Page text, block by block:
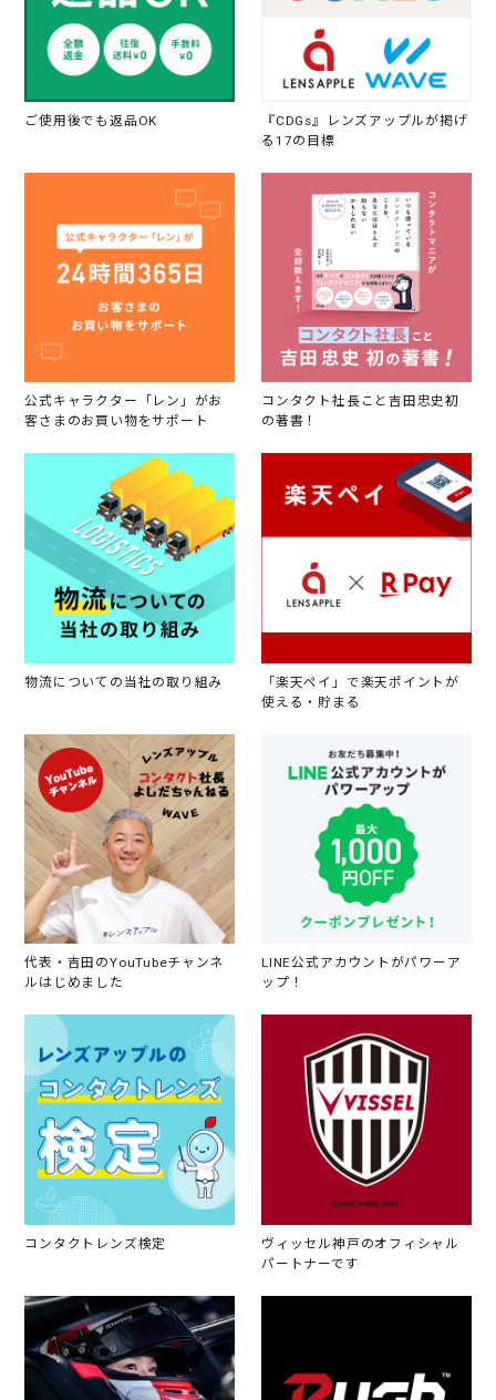
ご使用後でも返品OK
『CDGs』レンズアップルが掲げ
る17の目標
公式キャラクター「レン」がお
客さまのお買い物をサポート
コンタクト社長こと吉田忠史初
の著書！
物流についての当社の取り組み
「楽天ペイ」で楽天ポイントが
使える・貯まる
代表・吉田のYouTubeチャンネ
ルはじめました
LINE公式アカウントがパワーア
ップ！
コンタクトレンズ検定
ヴィッセル神戸のオフィシャル
パートナーです